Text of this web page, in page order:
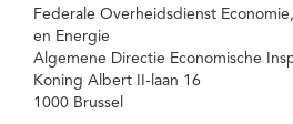
Federale Overheidsdienst
en Energie
Algemene Directie Economische
Koning Albert II-laan 16
1000 Brussel